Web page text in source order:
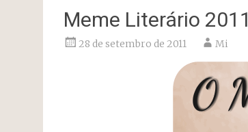
Meme Literário 2011
28 de setembro de 2011 Mi